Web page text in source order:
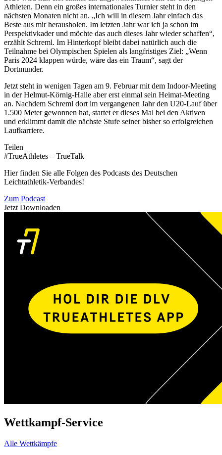
Athleten. Denn ein großes internationales Turnier steht in den
nächsten Monaten nicht an. „Ich will in diesem Jahr einfach das
Beste aus mir herausholen. Im letzten Jahr war ich ja schon im
Perspektivkader und möchte das auch dieses Jahr wieder schaffen“,
erzählt Schreml. Im Hinterkopf bleibt dabei natürlich auch die
Teilnahme bei Olympischen Spielen als langfristiges Ziel: „Wenn
Paris 2024 klappen würde, wäre das ein Traum“, sagt der
Dortmunder.
Jetzt steht in wenigen Tagen am 9. Februar mit dem Indoor-Meeting
in der Helmut-Körnig-Halle aber erst einmal sein Heimat-Meeting
an. Nachdem Schreml dort im vergangenen Jahr den U20-Lauf über
1.500 Meter gewonnen hat, startet er dieses Mal bei den Aktiven
und erklimmt damit die nächste Stufe seiner bisher so erfolgreichen
Laufkarriere.
Teilen
#TrueAthletes – TrueTalk
Hier finden Sie alle Folgen des Podcasts des Deutschen
Leichtathletik-Verbandes!
Zum Podcast
Jetzt Downloaden
Wettkampf-Service
Alle Wettkämpfe